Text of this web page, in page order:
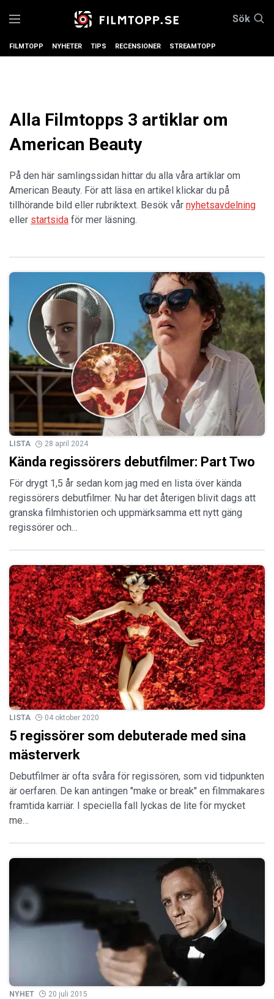
Sök
FILMTOPP NYHETER TIPS RECENSIONER STREAMTOPP
Alla Filmtopps 3 artiklar om
American Beauty
På den här samlingssidan hittar du alla våra artiklar om
American Beauty. För att läsa en artikel klickar du på
tillhörande bild eller rubriktext. Besök vår nyhetsavdelning
eller startsida för mer läsning.
LISTA 28 april 2024
Kända regissörers debutfilmer: Part Two
För drygt 1,5 år sedan kom jag med en lista över kända
regissörers debutfilmer. Nu har det återigen blivit dags att
granska filmhistorien och uppmärksamma ett nytt gäng
regissörer och…
LISTA 04 oktober 2020
5 regissörer som debuterade med sina
mästerverk
Debutfilmer är ofta svåra för regissören, som vid tidpunkten
är oerfaren. De kan antingen "make or break" en filmmakares
framtida karriär. I speciella fall lyckas de lite för mycket
me…
NYHET 20 juli 2015